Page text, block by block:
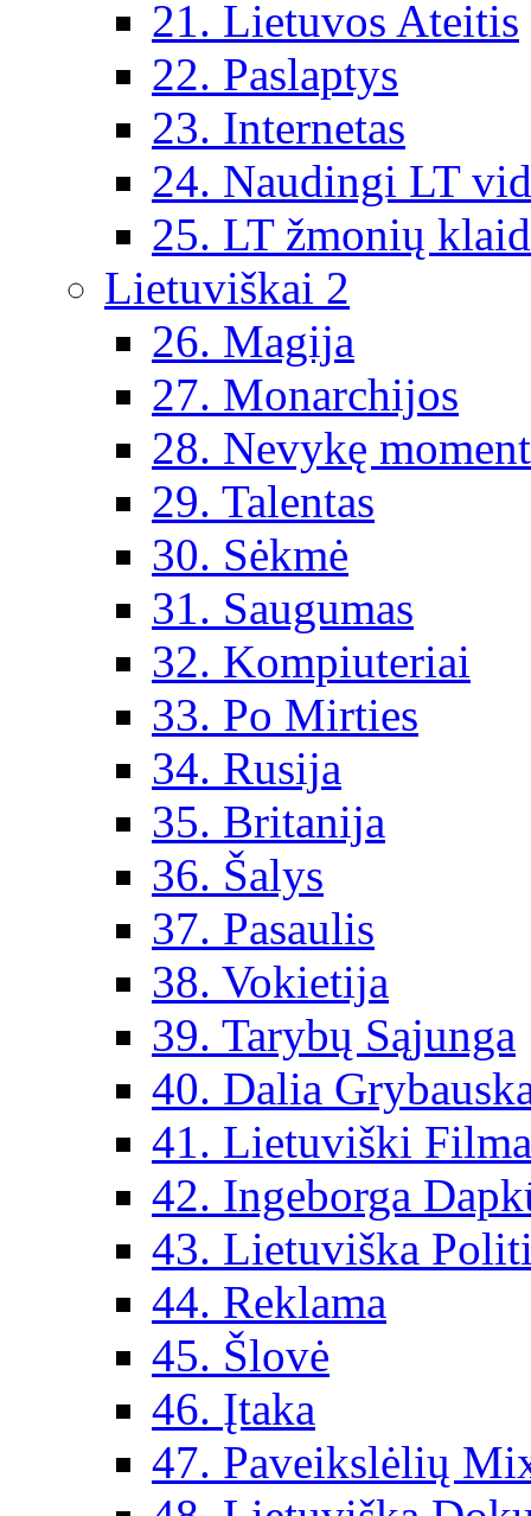
21. Lietuvos Ateitis
22. Paslaptys
23. Internetas
24. Naudingi LT
25. LT žmonių
Lietuviškai 2
26. Magija
27. Monarchijos
28. Nevykę
29. Talentas
30. Sėkmė
31. Saugumas
32. Kompiuteriai
33. Po Mirties
34. Rusija
35. Britanija
36. Šalys
37. Pasaulis
38. Vokietija
39. Tarybų Sąjunga
40. Dalia
41. Lietuviški
42. Ingeborga
43. Lietuviška
44. Reklama
45. Šlovė
46. Įtaka
47. Paveikslėlių